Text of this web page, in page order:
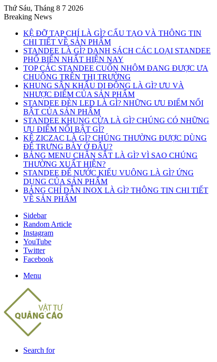
Thứ Sáu, Tháng 8 7 2026
Breaking News
KỆ ĐỠ TẠP CHÍ LÀ GÌ? CẤU TẠO VÀ THÔNG TIN
CHI TIẾT VỀ SẢN PHẨM
STANDEE LÀ GÌ? DANH SÁCH CÁC LOẠI STANDEE
PHỔ BIẾN NHẤT HIỆN NAY
TOP CÁC STANDEE CUỐN NHÔM ĐANG ĐƯỢC ƯA
CHUỘNG TRÊN THỊ TRƯỜNG
KHUNG SÂN KHẤU DI ĐỘNG LÀ GÌ? ƯU VÀ
NHƯỢC ĐIỂM CỦA SẢN PHẨM
STANDEE ĐÈN LED LÀ GÌ? NHỮNG ƯU ĐIỂM NỔI
BẬT CỦA SẢN PHẨM
STANDEE KHUNG CỬA LÀ GÌ? CHÚNG CÓ NHỮNG
ƯU ĐIỂM NỔI BẬT GÌ?
KỆ ZICZAC LÀ GÌ? CHÚNG THƯỜNG ĐƯỢC DÙNG
ĐỂ TRƯNG BÀY Ở ĐÂU?
BẢNG MENU CHÂN SẮT LÀ GÌ? VÌ SAO CHÚNG
THƯỜNG XUẤT HIỆN?
STANDEE ĐẾ NƯỚC KIỂU VUÔNG LÀ GÌ? ỨNG
DỤNG CỦA SẢN PHẨM
BẢNG CHỈ DẪN INOX LÀ GÌ? THÔNG TIN CHI TIẾT
VỀ SẢN PHẨM
Sidebar
Random Article
Instagram
YouTube
Twitter
Facebook
Menu
Search for